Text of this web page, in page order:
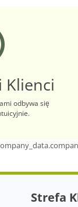
Klienci
odbywa się
Strefa